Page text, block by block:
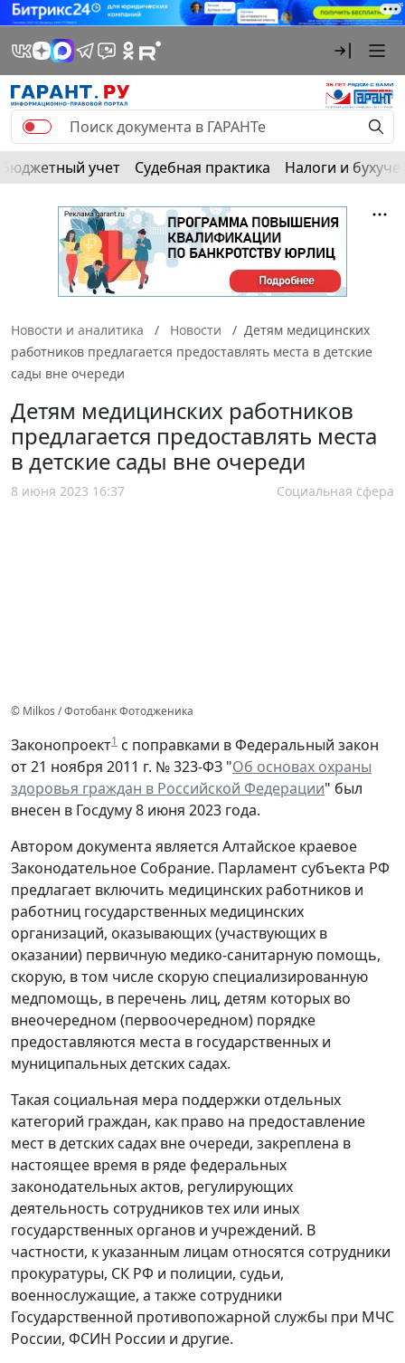
Бюджетный учет Судебная практика Налоги и
Новости и аналитика Новости
Детям медицинских
работников предлагается предоставлять места в детские
сады вне очереди
Детям медицинских работников
предлагается предоставлять места
в детские сады вне очереди
8 июня 2023 16:37 Социальная сфера
© Milkos / Фотобанк Фотодженика
Законопроект1 с поправками в Федеральный закон
от 21 ноября 2011 г. № 323-ФЗ "Об основах охраны
здоровья граждан в Российской Федерации" был
внесен в Госдуму 8 июня 2023 года.
Автором документа является Алтайское краевое
Законодательное Cобрание. Парламент субъекта РФ
предлагает включить медицинских работников и
работниц государственных медицинских
организаций, оказывающих (участвующих в
оказании) первичную медико-санитарную помощь,
скорую, в том числе скорую специализированную
медпомощь, в перечень лиц, детям которых во
внеочередном (первоочередном) порядке
предоставляются места в государственных и
муниципальных детских садах.
Такая социальная мера поддержки отдельных
категорий граждан, как право на предоставление
мест в детских садах вне очереди, закреплена в
настоящее время в ряде федеральных
законодательных актов, регулирующих
деятельность сотрудников тех или иных
государственных органов и учреждений. В
частности, к указанным лицам относятся сотрудники
прокуратуры, СК РФ и полиции, судьи,
военнослужащие, а также сотрудники
Государственной противопожарной службы при МЧС
России, ФСИН России и другие.